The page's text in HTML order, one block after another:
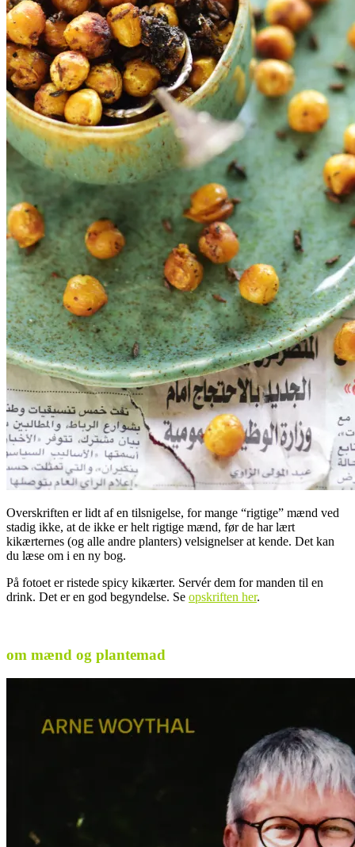
Overskriften er lidt af en tilsnigelse, for mange “rigtige” mænd ved
stadig ikke, at de ikke er helt rigtige mænd, før de har lært
kikærternes (og alle andre planters) velsignelser at kende. Det kan
du læse om i en ny bog.
På fotoet er ristede spicy kikærter. Servér dem for manden til en
drink. Det er en god begyndelse. Se opskriften her.
om mænd og plantemad